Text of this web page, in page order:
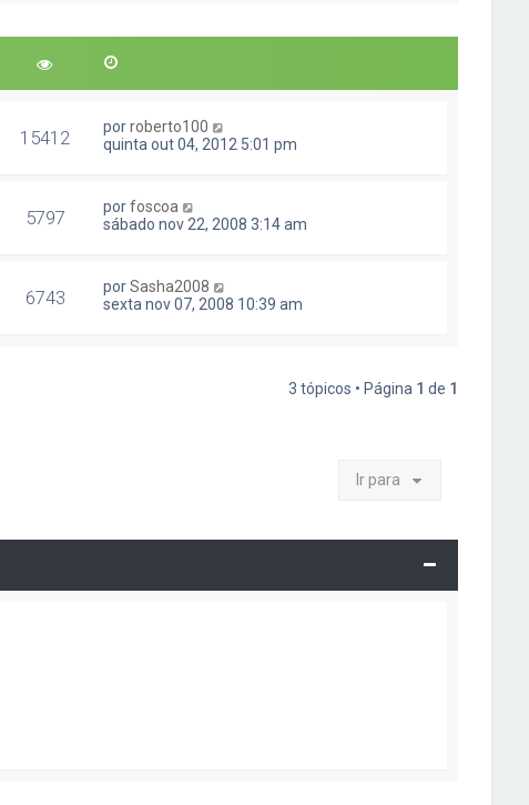
15412 porroberto100
quinta out 04, 2012 5:01 pm
5797 porfoscoa
sábado nov 22, 2008 3:14 am
6743 porSasha2008
sexta nov 07, 2008 10:39 am
3 tópicos • Página 1 de 1
Ir para